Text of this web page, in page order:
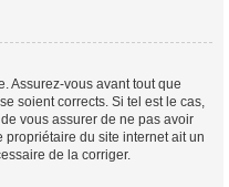
Assurez-vous avant tout que
soient corrects. Si tel est le cas,
vous assurer de ne pas avoir
du site internet ait un
de la corriger.